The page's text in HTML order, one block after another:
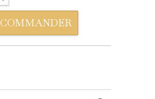
COMMANDER